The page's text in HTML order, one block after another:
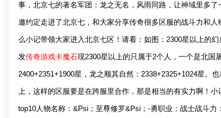
事，北京七的著名军团：龙之无名，风雨同路，让神域里多
邀约定走进了北京七，和大家分享传奇很多区服的战斗力和
么小记带领大家进入北京七区！请看：如图：2300星以上的
发传奇游戏卡魔石现2300星以上的只属于2个人，一个是北国
2400+2351+1900星，龙之顺其自然：2338+2325+1024星。
上，这样的区服要是在跨服里合作，那是相当的有实力啊！
top10人物名称：&Psi；至尊修罗&Psi；-勇职业：战士战斗力